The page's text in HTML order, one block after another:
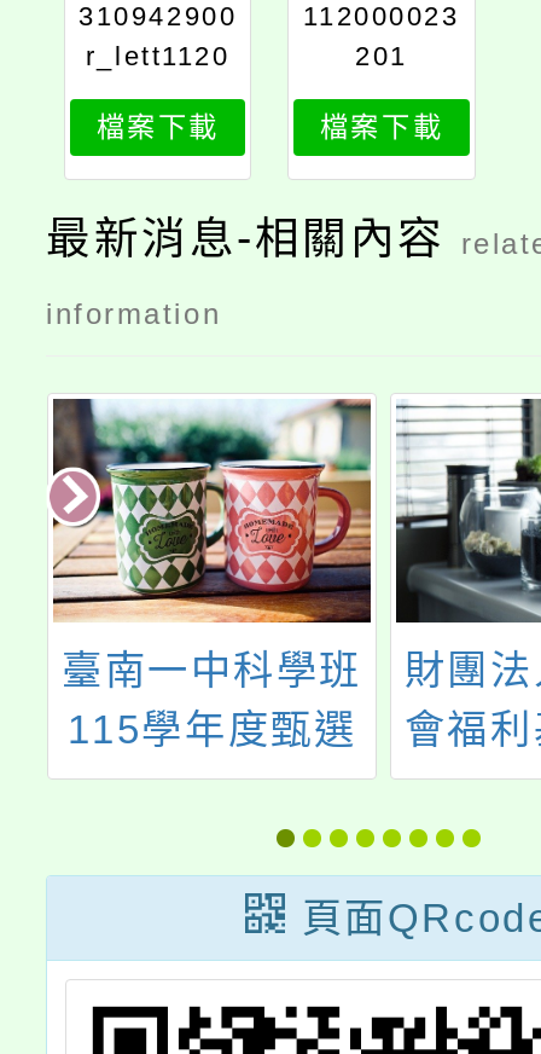
310942900
r_lett1120
000232s_p
rint
檔案下載
112000023
201
檔案下載
最新消息-相關內容
information
臺南一中科學班
115學年度甄選
入學簡章
財團
會福
廣
權」
現在頂
然被
犯！
頁面